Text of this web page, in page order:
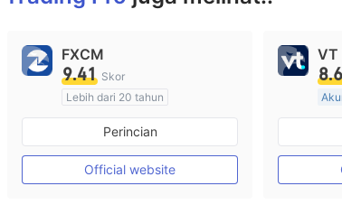
FXCM
9.41 Skor
Lebih dari 20 tahun
Diatur di Australia
Market Maker (MM)
Lisensi Penuh MT4
Perincian
Official website
VT